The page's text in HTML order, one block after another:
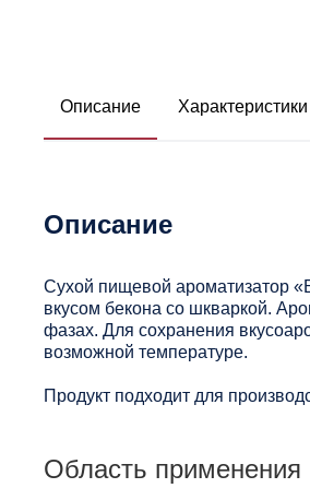
Описание Характеристики
Описание
Сухой пищевой ароматизатор
вкусом бекона со шкваркой.
фазах. Для сохранения
возможной температуре.
Продукт подходит для
Область применения